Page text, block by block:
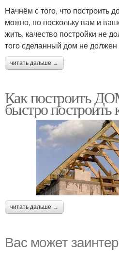
Начнём с того, что построить
можно, но поскольку вам и
жить, качество постройки не
того сделанный дом не должен
читать дальше →
Как построить
быстро
читать дальше →
Вас может